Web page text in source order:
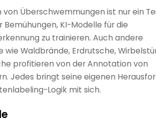
Überschwemmungen ist nur ein
Bemühungen, KI-Modelle für die
zu trainieren. Auch andere
wie Waldbrände, Erdrutsche,
profitieren von der Annotation von
Jedes bringt seine eigenen
Logik mit sich.